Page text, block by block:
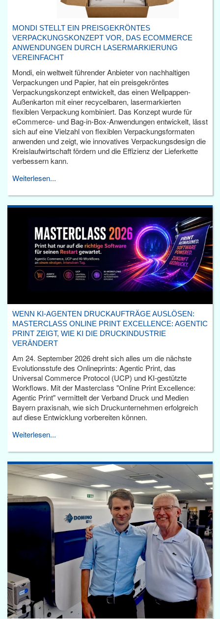
MONDI STELLT EIN PREISGEKRÖNTES
VERPACKUNGSKONZEPT VOR, DAS ECOMMERCE
ANWENDUNGEN DURCH LASERMARKIERUNG
VEREINFACHT
Mondi, ein weltweit führender Anbieter von nachhaltigen
Verpackungen und Papier, hat ein preisgekröntes
Verpackungskonzept entwickelt, das einen Wellpappen-
Außenkarton mit einer recycelbaren, lasermarkierten
flexiblen Verpackung kombiniert. Das Konzept wurde für
eCommerce- und Bag-in-Box-Anwendungen entwickelt, lässt
sich auf eine Vielzahl von flexiblen Verpackungsformaten
anwenden und zeigt, wie innovatives Verpackungsdesign die
Kreislaufwirtschaft fördern und die Effizienz der Lieferkette
verbessern kann.
Weiterlesen...
WENN KI-AGENTEN DRUCKAUFTRÄGE AUSLÖSEN:
MASTERCLASS ONLINE PRINT EXCELLENCE: AGENTIC
PRINT ZEIGT, WIE KI DIE DRUCKINDUSTRIE
VERÄNDERT
Am 24. September 2026 dreht sich alles um die nächste
Evolutionsstufe des Onlineprints: Agentic Print, das
Universal Commerce Protocol (UCP) und KI-gestützte
Workflows. Mit der Masterclass "Online Print Excellence:
Agentic Print" vermittelt der Verband Druck und Medien
Bayern praxisnah, wie sich Druckunternehmen erfolgreich
auf diese Entwicklung vorbereiten können.
Weiterlesen...